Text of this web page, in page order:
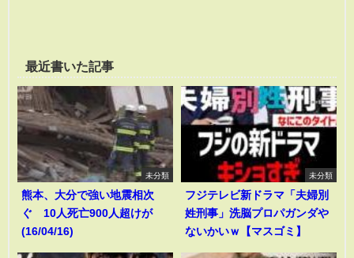
最近書いた記事
未分類
熊本、大分で強い地震相次
ぐ 10人死亡900人超けが
(16/04/16)
未分類
フジテレビ新ドラマ「夫婦別
姓刑事」洗脳プロパガンダや
ないかいｗ【マスゴミ】